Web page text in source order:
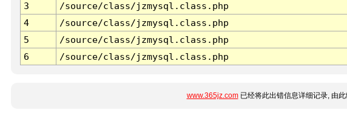
3
/source/class/jzmysql.class.php
4
/source/class/jzmysql.class.php
5
/source/class/jzmysql.class.php
6
/source/class/jzmysql.class.php
www.365jz.com已经将此出错信息详细记录, 由